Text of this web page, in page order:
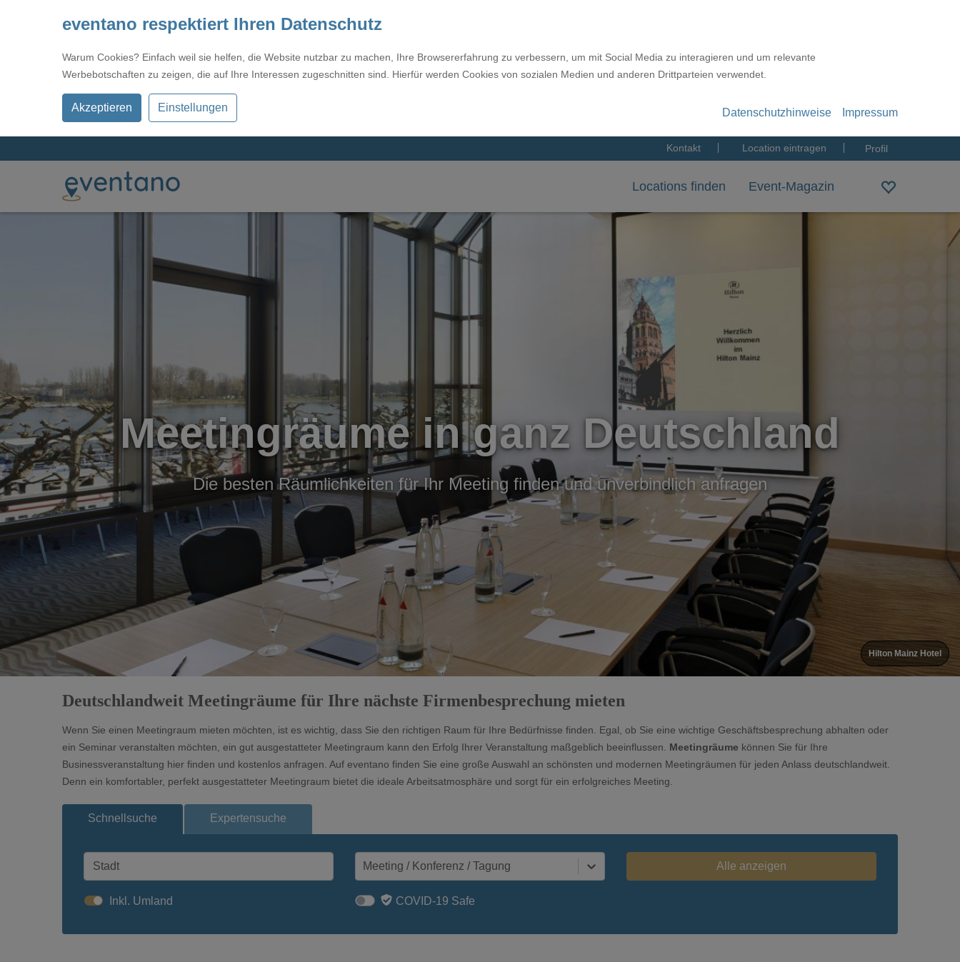
eventano respektiert Ihren Datenschutz
Warum Cookies? Einfach weil sie helfen, die Website nutzbar zu machen, Ihre Browsererfahrung zu verbessern, um mit Social Media zu interagieren und um relevante
Werbebotschaften zu zeigen, die auf Ihre Interessen zugeschnitten sind. Hierfür werden Cookies von sozialen Medien und anderen Drittparteien verwendet.
Akzeptieren Einstellungen Datenschutzhinweise Impressum
Kontakt Location eintragen Profil
Locations finden Event-Magazin
Meetingräume in ganz Deutschland
Die besten Räumlichkeiten für Ihr Meeting finden und unverbindlich anfragen
Hilton Mainz Hotel
Deutschlandweit Meetingräume für Ihre nächste Firmenbesprechung mieten
Wenn Sie einen Meetingraum mieten möchten, ist es wichtig, dass Sie den richtigen Raum für Ihre Bedürfnisse finden. Egal, ob Sie eine wichtige Geschäftsbesprechung abhalten oder
ein Seminar veranstalten möchten, ein gut ausgestatteter Meetingraum kann den Erfolg Ihrer Veranstaltung maßgeblich beeinflussen. Meetingräume können Sie für Ihre
Businessveranstaltung hier finden und kostenlos anfragen. Auf eventano finden Sie eine große Auswahl an schönsten und modernen Meetingräumen für jeden Anlass deutschlandweit.
Denn ein komfortabler, perfekt ausgestatteter Meetingraum bietet die ideale Arbeitsatmosphäre und sorgt für ein erfolgreiches Meeting.
Schnellsuche Expertensuche
Meeting / Konferenz / Tagung Alle anzeigen
Inkl. Umland COVID-19 Safe